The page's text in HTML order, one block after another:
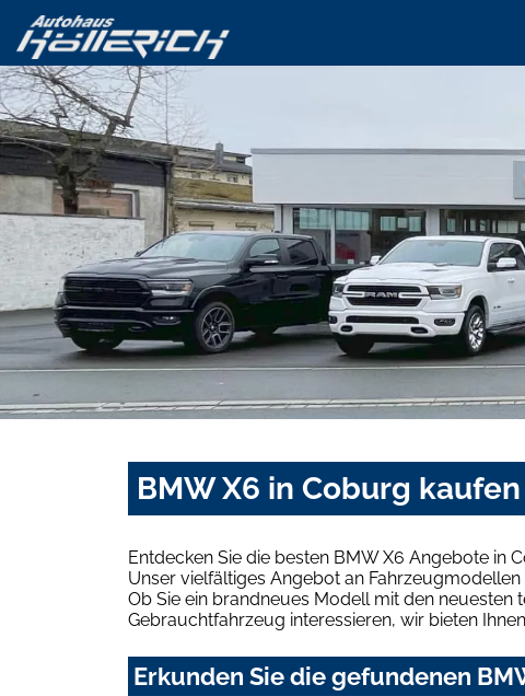
BMW X6 in Coburg
Entdecken Sie die besten BMW X6 Angebote in
Unser vielfältiges Angebot an
Ob Sie ein brandneues Modell mit den
Gebrauchtfahrzeug interessieren, wir bieten
Erkunden Sie die gefundenen